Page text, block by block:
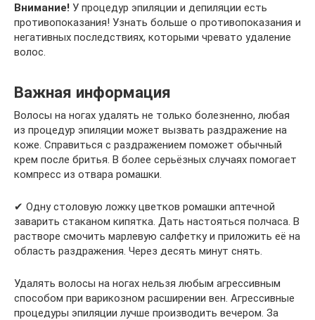
Внимание! У процедур эпиляции и депиляции есть
противопоказания! Узнать больше о противопоказания и
негативных последствиях, которыми чревато удаление
волос.
Важная информация
Волосы на ногах удалять не только болезненно, любая
из процедур эпиляции может вызвать раздражение на
коже. Справиться с раздражением поможет обычный
крем после бритья. В более серьёзных случаях помогает
компресс из отвара ромашки.
✔ Одну столовую ложку цветков ромашки аптечной
заварить стаканом кипятка. Дать настояться полчаса. В
растворе смочить марлевую салфетку и приложить её на
область раздражения. Через десять минут снять.
Удалять волосы на ногах нельзя любым агрессивным
способом при варикозном расширении вен. Агрессивные
процедуры эпиляции лучше производить вечером. За